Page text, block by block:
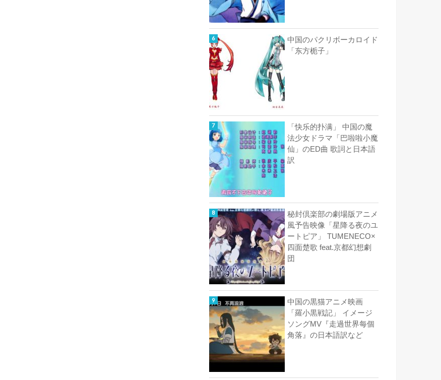
中国のパクリボーカロイド
「东方栀子」
「快乐的扑满」 中国の魔
法少女ドラマ「巴啦啦小魔
仙」のED曲 歌詞と日本語
訳
秘封倶楽部の劇場版アニメ
風予告映像「星降る夜のユ
ートピア」 TUMENECO×
四面楚歌 feat.京都幻想劇
団
中国の黒猫アニメ映画
「羅小黒戦記」 イメージ
ソングMV『走過世界每個
角落』の日本語訳など